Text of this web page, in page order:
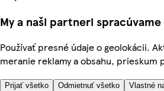
My a naši partneri
Používať presné údaje o geolokácii.
meranie reklamy a obsahu, prieskum
Prijať všetko Odmietnuť všetko Vlastné